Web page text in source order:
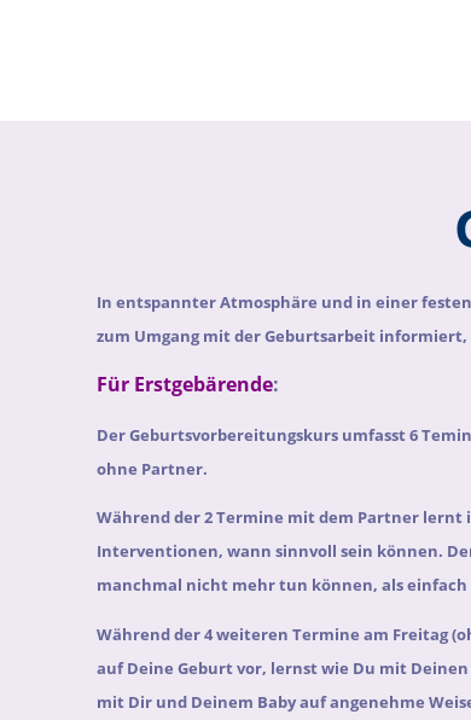
In entspannter Atmosphäre und in einer
zum Umgang mit der Geburtsarbeit
Für Erstgebärende:
Der Geburtsvorbereitungskurs umfasst 6
ohne Partner.
Während der 2 Termine mit dem Partner lernt
Interventionen, wann sinnvoll sein können.
manchmal nicht mehr tun können, als einfach
Während der 4 weiteren Termine am Freitag
auf Deine Geburt vor, lernst wie Du mit
mit Dir und Deinem Baby auf angenehme